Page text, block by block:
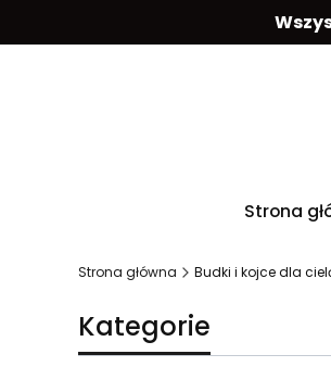
Strona
Strona główna Budki i kojce dla
Kategorie